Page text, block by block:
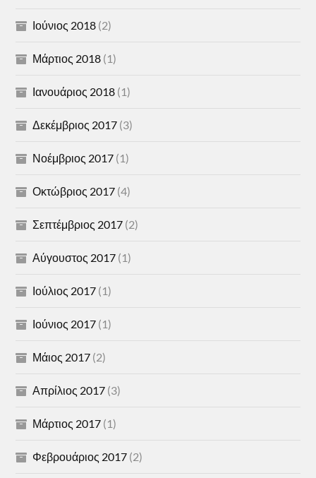
Ιούνιος 2018 (2)
Μάρτιος 2018 (1)
Ιανουάριος 2018 (1)
Δεκέμβριος 2017 (3)
Νοέμβριος 2017 (1)
Οκτώβριος 2017 (4)
Σεπτέμβριος 2017 (2)
Αύγουστος 2017 (1)
Ιούλιος 2017 (1)
Ιούνιος 2017 (1)
Μάιος 2017 (2)
Απρίλιος 2017 (3)
Μάρτιος 2017 (1)
Φεβρουάριος 2017 (2)